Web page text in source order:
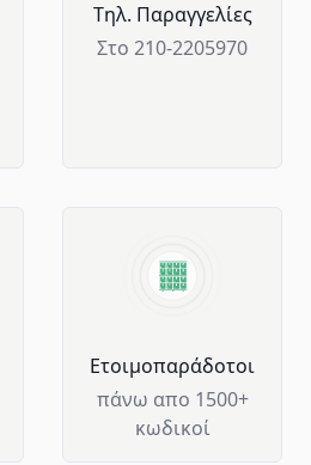
Tηλ. Παραγγελίες
Στο 210-2205970
Ετοιμοπαράδοτοι
πάνω απο 1500+
κωδικοί